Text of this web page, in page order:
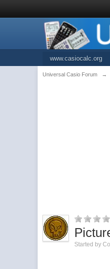
www.casiocalc.org
Universal Casio Forum →
Started by